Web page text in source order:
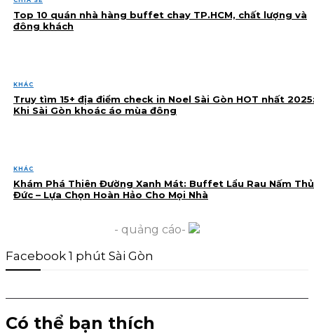
Top 10 quán nhà hàng buffet chay TP.HCM, chất lượng và
đông khách
KHÁC
Truy tìm 15+ địa điểm check in Noel Sài Gòn HOT nhất
Khi Sài Gòn khoác áo mùa đông
KHÁC
Khám Phá Thiên Đường Xanh Mát: Buffet Lẩu Rau Nấm Thủ
Đức – Lựa Chọn Hoàn Hảo Cho Mọi Nhà
- quảng cáo-
Facebook 1 phút Sài Gòn
Có thể bạn thích